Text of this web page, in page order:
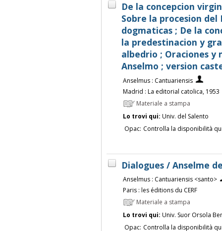
De la concepcion
Sobre la procesion
dogmaticas ; De la
la predestinacion y
albedrio ; Oraciones y
Anselmo ; version
Anselmus : Cantuariensis
Madrid : La editorial catolica, 1953
Materiale a stampa
Lo trovi qui: Univ. del Salento
Opac: Controlla la disponibilità
Dialogues / Anselme
Anselmus : Cantuariensis <santo>
Paris : les éditions du CERF
Materiale a stampa
Lo trovi qui: Univ. Suor Orsola
Opac: Controlla la disponibilità